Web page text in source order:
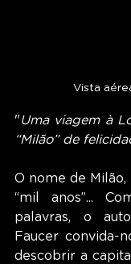
Vista
"Uma viagem à
“Milão” de
O nome de Milão,
“mil anos”...
palavras, o
Faucer convida-
descobrir a